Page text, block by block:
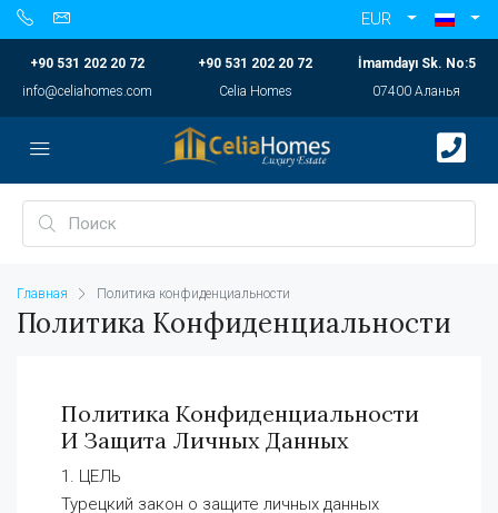
EUR
+90 531 202 20 72
info@celiahomes.com
+90 531 202 20 72
Celia Homes
İmamdayı Sk. No:5
07400 Аланья
Главная Политика конфиденциальности
Политика Конфиденциальности
Политика Конфиденциальности
И Защита Личных Данных
1. ЦЕЛЬ
Турецкий закон о защите личных данных